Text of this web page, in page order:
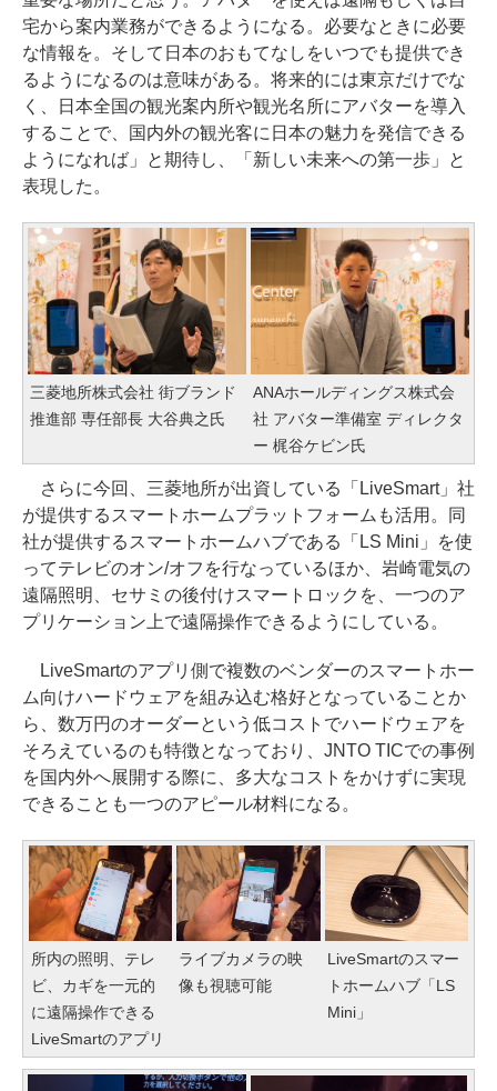
宅から案内業務ができるようになる。必要なときに必要
な情報を。そして日本のおもてなしをいつでも提供でき
るようになるのは意味がある。将来的には東京だけでな
く、日本全国の観光案内所や観光名所にアバターを導入
することで、国内外の観光客に日本の魅力を発信できる
ようになれば」と期待し、「新しい未来への第一歩」と
表現した。
三菱地所株式会社 街ブランド
推進部 専任部長 大谷典之氏
ANAホールディングス株式会
社 アバター準備室 ディレクタ
ー 梶谷ケビン氏
さらに今回、三菱地所が出資している「LiveSmart」社
が提供するスマートホームプラットフォームも活用。同
社が提供するスマートホームハブである「LS Mini」を使
ってテレビのオン/オフを行なっているほか、岩崎電気の
遠隔照明、セサミの後付けスマートロックを、一つのア
プリケーション上で遠隔操作できるようにしている。
LiveSmartのアプリ側で複数のベンダーのスマートホー
ム向けハードウェアを組み込む格好となっていることか
ら、数万円のオーダーという低コストでハードウェアを
そろえているのも特徴となっており、JNTO TICでの事例
を国内外へ展開する際に、多大なコストをかけずに実現
できることも一つのアピール材料になる。
所内の照明、テレ
ビ、カギを一元的
に遠隔操作できる
LiveSmartのアプリ
ライブカメラの映
像も視聴可能
LiveSmartのスマー
トホームハブ「LS
Mini」